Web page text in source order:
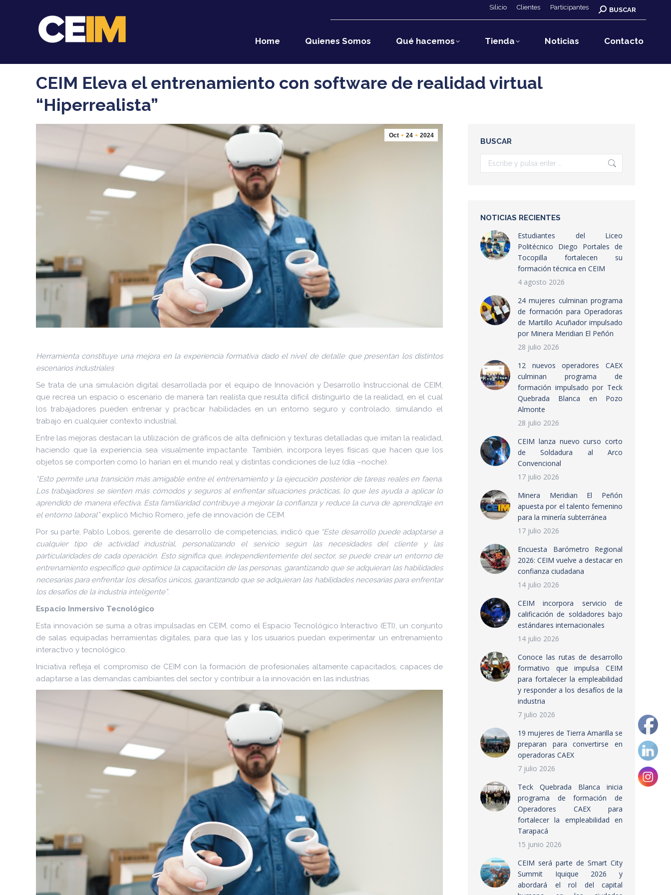
Silicio Clientes Participantes Buscar:
BUSCAR
Home Quienes Somos Qué hacemos Tienda Noticias Contacto
CEIM Eleva el entrenamiento con software de realidad virtual
“Hiperrealista”
Oct 24 2024
Herramienta constituye una mejora en la experiencia formativa dado el nivel de detalle que presentan los distintos
escenarios industriales
Se trata de una simulación digital desarrollada por el equipo de Innovación y Desarrollo Instruccional de CEIM,
que recrea un espacio o escenario de manera tan realista que resulta difícil distinguirlo de la realidad, en el cual
los trabajadores pueden entrenar y practicar habilidades en un entorno seguro y controlado, simulando el
trabajo en cualquier contexto industrial.
Entre las mejoras destacan la utilización de gráficos de alta definición y texturas detalladas que imitan la realidad,
haciendo que la experiencia sea visualmente impactante. También, incorpora leyes físicas que hacen que los
objetos se comporten como lo harían en el mundo real y distintas condiciones de luz (día –noche).
“Esto permite una transición más amigable entre el entrenamiento y la ejecución posterior de tareas reales en faena.
Los trabajadores se sienten más cómodos y seguros al enfrentar situaciones prácticas, lo que les ayuda a aplicar lo
aprendido de manera efectiva. Esta familiaridad contribuye a mejorar la confianza y reduce la curva de aprendizaje en
el entorno laboral”explicó Michio Romero, jefe de innovación de CEIM.
Por su parte, Pablo Lobos, gerente de desarrollo de competencias, indicó que “Este desarrollo puede adaptarse a
cualquier tipo de actividad industrial, personalizando el servicio según las necesidades del cliente y las
particularidades de cada operación. Esto significa que, independientemente del sector, se puede crear un entorno de
entrenamiento específico que optimice la capacitación de las personas, garantizando que se adquieran las habilidades
necesarias para enfrentar los desafíos únicos, garantizando que se adquieran las habilidades necesarias para enfrentar
los desafíos de la industria inteligente”.
Espacio Inmersivo Tecnológico
Esta innovación se suma a otras impulsadas en CEIM, como el Espacio Tecnológico Interactivo (ETI), un conjunto
de salas equipadas herramientas digitales, para que las y los usuarios puedan experimentar un entrenamiento
interactivo y tecnológico.
Iniciativa refleja el compromiso de CEIM con la formación de profesionales altamente capacitados, capaces de
adaptarse a las demandas cambiantes del sector y contribuir a la innovación en las industrias.
BUSCAR
Buscar:
NOTICIAS RECIENTES
Estudiantes del Liceo
Politécnico Diego Portales de
Tocopilla fortalecen su
formación técnica en CEIM
4 agosto 2026
24 mujeres culminan programa
de formación para Operadoras
de Martillo Acuñador impulsado
por Minera Meridian El Peñón
28 julio 2026
12 nuevos operadores CAEX
culminan programa de
formación impulsado por Teck
Quebrada Blanca en Pozo
Almonte
28 julio 2026
CEIM lanza nuevo curso corto
de Soldadura al Arco
Convencional
17 julio 2026
Minera Meridian El Peñón
apuesta por el talento femenino
para la minería subterránea
17 julio 2026
Encuesta Barómetro Regional
2026: CEIM vuelve a destacar en
confianza ciudadana
14 julio 2026
CEIM incorpora servicio de
calificación de soldadores bajo
estándares internacionales
14 julio 2026
Conoce las rutas de desarrollo
formativo que impulsa CEIM
para fortalecer la empleabilidad
y responder a los desafíos de la
industria
7 julio 2026
19 mujeres de Tierra Amarilla se
preparan para convertirse en
operadoras CAEX
7 julio 2026
Teck Quebrada Blanca inicia
programa de formación de
Operadores CAEX para
fortalecer la empleabilidad en
Tarapacá
15 junio 2026
CEIM será parte de Smart City
Summit Iquique 2026 y
abordará el rol del capital